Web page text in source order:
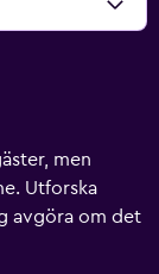
men
Utforska
avgöra om det